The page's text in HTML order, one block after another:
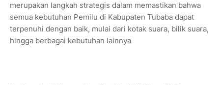
merupakan langkah strategis dalam memastikan bahwa
semua kebutuhan Pemilu di Kabupaten Tubaba dapat
terpenuhi dengan baik, mulai dari kotak suara, bilik suara,
hingga berbagai kebutuhan lainnya